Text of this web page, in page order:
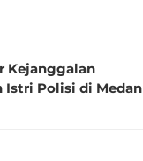
Kejanggalan
Istri Polisi di Medan